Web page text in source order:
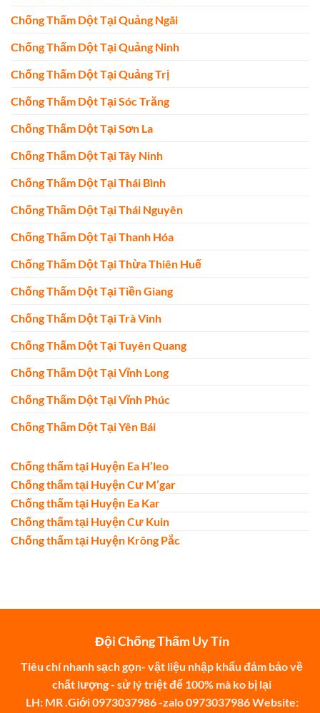
Chống Thấm Dột Tại Quảng Ngãi
Chống Thấm Dột Tại Quảng Ninh
Chống Thấm Dột Tại Quảng Trị
Chống Thấm Dột Tại Sóc Trăng
Chống Thấm Dột Tại Sơn La
Chống Thấm Dột Tại Tây Ninh
Chống Thấm Dột Tại Thái Bình
Chống Thấm Dột Tại Thái Nguyên
Chống Thấm Dột Tại Thanh Hóa
Chống Thấm Dột Tại Thừa Thiên Huế
Chống Thấm Dột Tại Tiền Giang
Chống Thấm Dột Tại Trà Vinh
Chống Thấm Dột Tại Tuyên Quang
Chống Thấm Dột Tại Vĩnh Long
Chống Thấm Dột Tại Vĩnh Phúc
Chống Thấm Dột Tại Yên Bái
Chống thấm tại Huyện Ea H’leo
Chống thấm tại Huyện Cư M’gar
Chống thấm tại Huyện Ea Kar
Chống thấm tại Huyện Cư Kuin
Chống thấm tại Huyện Krông Pắc
Đội Chống Thấm Uy Tín
Tiêu chí nhanh sạch gọn- vật liệu nhập khẩu đảm bảo về
chất lượng - sử lý triệt để 100% mà ko bị lại
LH: MR .Giới 0973037986 -zalo 0973037986 Website: